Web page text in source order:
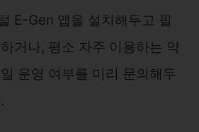
E-Gen 앱을 설치해두고 필
거나, 평소 자주 이용하는 약
운영 여부를 미리 문의해두